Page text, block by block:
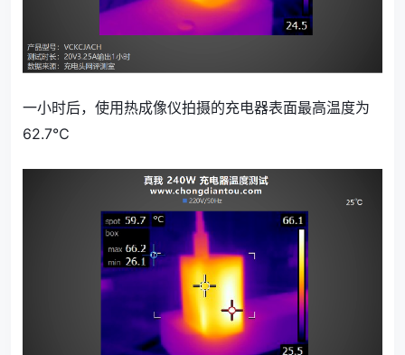
一小时后，使用热成像仪拍摄的充电器表面最高温度为
62.7℃